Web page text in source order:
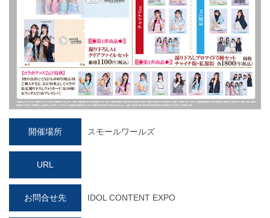
開催場所 スモールワールズ
URL
お問合せ先 IDOL CONTENT EXPO